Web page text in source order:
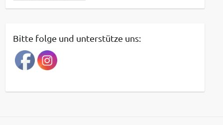
e
r
a
g
a
Bitte folge und unterstütze uns: